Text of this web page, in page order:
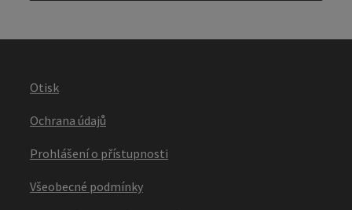
Otisk
Ochrana údajů
Prohlášení o přístupnosti
Všeobecné podmínky